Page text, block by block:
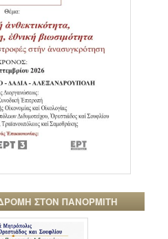
ΣΤΟΝ ΠΑΝΟΡΜΙΤΗ